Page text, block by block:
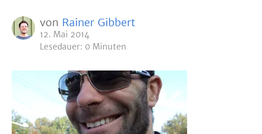
von Rainer Gibbert
12. Mai 2014
Lesedauer: 0 Minuten